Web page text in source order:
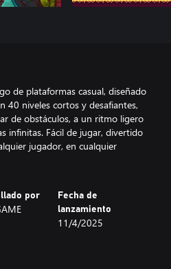
de plataformas casual, diseñado
40 niveles cortos y desafiantes,
de obstáculos, a un ritmo ligero
infinitas. Fácil de jugar, divertido
jugador, en cualquier
por
Fecha de
lanzamiento
11/4/2025